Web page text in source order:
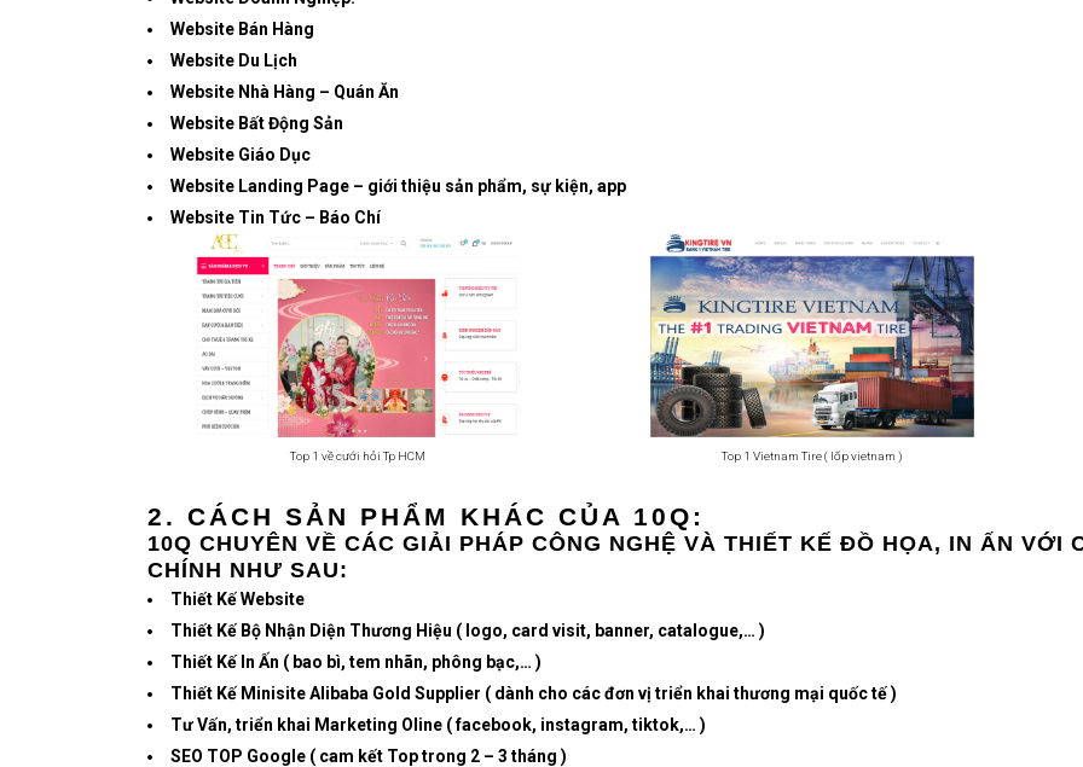
Website Bán Hàng
Website Du Lịch
Website Nhà Hàng – Quán Ăn
Website Bất Động Sản
Website Giáo Dục
Website Landing Page – giới thiệu sản phẩm, sự kiện, app
Website Tin Tức – Báo Chí
Top 1 về cưới hỏi Tp HCM Top 1 Vietnam Tire ( lốp vietnam )
2. CÁCH SẢN PHẨM KHÁC CỦA 10Q:
10Q CHUYÊN VỀ CÁC GIẢI PHÁP CÔNG NGHỆ VÀ THIẾT KẾ ĐỒ HỌA, IN ẤN VỚI
CHÍNH NHƯ SAU:
Thiết Kế Website
Thiết Kế Bộ Nhận Diện Thương Hiệu ( logo, card visit, banner, catalogue,… )
Thiết Kế In Ấn ( bao bì, tem nhãn, phông bạc,… )
Thiết Kế Minisite Alibaba Gold Supplier ( dành cho các đơn vị triển khai thương mại quốc tế )
Tư Vấn, triển khai Marketing Oline ( facebook, instagram, tiktok,… )
SEO TOP Google ( cam kết Top trong 2 – 3 tháng )